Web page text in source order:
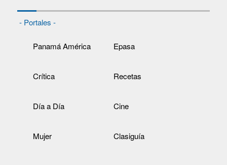
- Portales -
Panamá América Epasa
Crítica Recetas
Día a Día Cine
Mujer Clasiguía